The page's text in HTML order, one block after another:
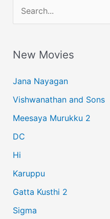
e
r
h
f
o
r
:
New Movies
Jana Nayagan
Vishwanathan and Sons
Meesaya Murukku 2
DC
Hi
Karuppu
Gatta Kusthi 2
Sigma